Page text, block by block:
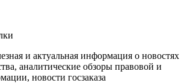
и актуальная информация о новостях
аналитические обзоры правовой и
новости госзаказа